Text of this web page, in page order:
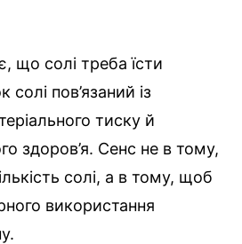
що солі треба їсти
пов’язаний із
тиску й
здоров’я. Сенс не в тому,
солі, а в тому, щоб
використання